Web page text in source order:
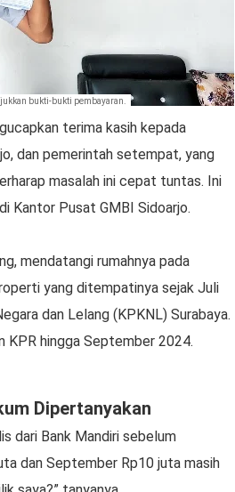
bukti-bukti pembayaran.
terima kasih kepada
dan pemerintah setempat, yang
masalah ini cepat tuntas. Ini
Kantor Pusat GMBI Sidoarjo.
mendatangi rumahnya pada
yang ditempatinya sejak Juli
dan Lelang (KPKNL) Surabaya.
KPR hingga September 2024.
Dipertanyakan
dari Bank Mandiri sebelum
dan September Rp10 juta masih